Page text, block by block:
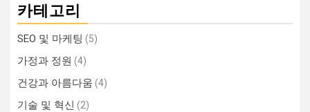
카테고리
SEO 및 마케팅 (5)
가정과 정원 (4)
건강과 아름다움 (4)
기술 및 혁신 (2)